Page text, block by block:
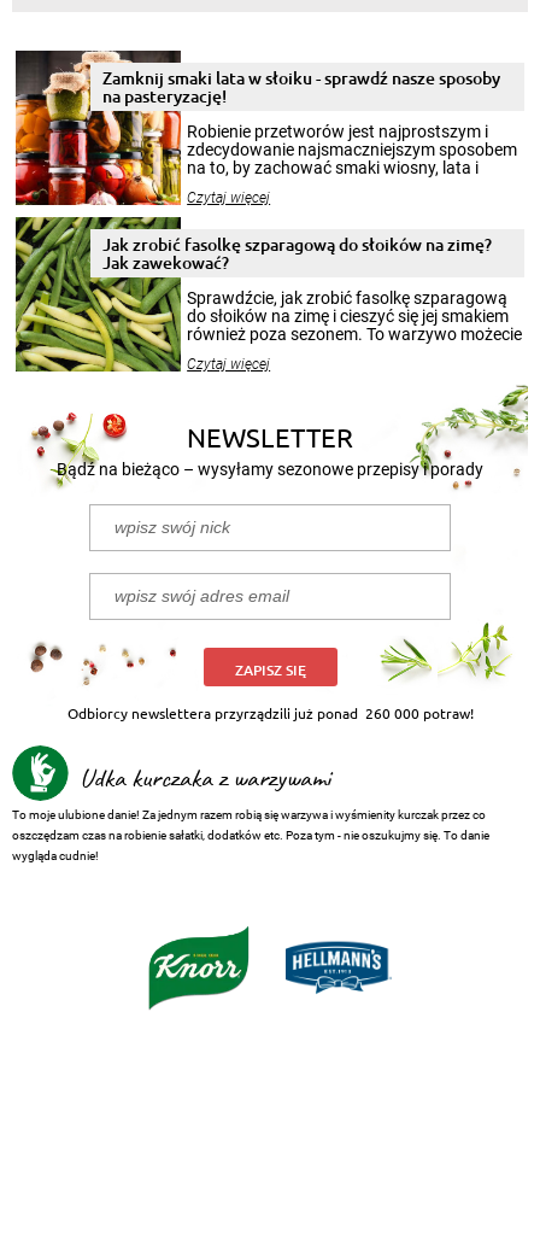
Zamknij smaki lata w słoiku - sprawdź nasze sposoby
na pasteryzację!
Robienie przetworów jest najprostszym i
zdecydowanie najsmaczniejszym sposobem
na to, by zachować smaki wiosny, lata i
krajobrazów, by cieszyć nimi oko w sezonie
pełni poczuć atmosferę cieplejszych
miesięcy. Przygotowanie słoików ze
patenty, które pozwolą zachować świeżość
przetworów.
Czytaj więcej
Jak zrobić fasolkę szparagową do słoików na zimę?
Jak zawekować?
Sprawdźcie, jak zrobić fasolkę szparagową
do słoików na zimę i cieszyć się jej smakiem
również poza sezonem. To warzywo możecie
nasze propozycje!
Czytaj więcej
NEWSLETTER
Bądź na bieżąco – wysyłamy sezonowe przepisy i porady
ZAPISZ SIĘ
Odbiorcy newslettera przyrządzili już ponad 260 000 potraw!
Udka kurczaka z warzywami
To moje ulubione danie! Za jednym razem robią się warzywa i wyśmienity kurczak przez co
oszczędzam czas na robienie sałatki, dodatków etc. Poza tym - nie oszukujmy się. To danie
wygląda cudnie!